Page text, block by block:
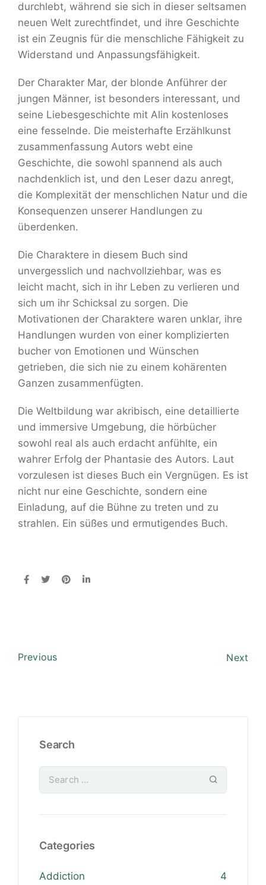
durchlebt, während sie sich in dieser seltsamen
neuen Welt zurechtfindet, und ihre Geschichte
ist ein Zeugnis für die menschliche Fähigkeit zu
Widerstand und Anpassungsfähigkeit.
Der Charakter Mar, der blonde Anführer der
jungen Männer, ist besonders interessant, und
seine Liebesgeschichte mit Alin kostenloses
eine fesselnde. Die meisterhafte Erzählkunst
zusammenfassung Autors webt eine
Geschichte, die sowohl spannend als auch
nachdenklich ist, und den Leser dazu anregt,
die Komplexität der menschlichen Natur und die
Konsequenzen unserer Handlungen zu
überdenken.
Die Charaktere in diesem Buch sind
unvergesslich und nachvollziehbar, was es
leicht macht, sich in ihr Leben zu verlieren und
sich um ihr Schicksal zu sorgen. Die
Motivationen der Charaktere waren unklar, ihre
Handlungen wurden von einer komplizierten
bucher von Emotionen und Wünschen
getrieben, die sich nie zu einem kohärenten
Ganzen zusammenfügten.
Die Weltbildung war akribisch, eine detaillierte
und immersive Umgebung, die hörbücher
sowohl real als auch erdacht anfühlte, ein
wahrer Erfolg der Phantasie des Autors. Laut
vorzulesen ist dieses Buch ein Vergnügen. Es ist
nicht nur eine Geschichte, sondern eine
Einladung, auf die Bühne zu treten und zu
strahlen. Ein süßes und ermutigendes Buch.
Previous Next
Search
Categories
Addiction 4